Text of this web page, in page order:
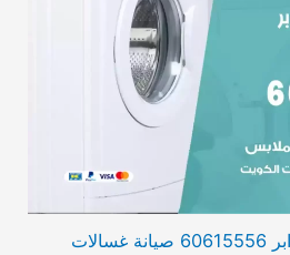
فني تصليح غسالات الصوابر 60615556 صيانة غسالات